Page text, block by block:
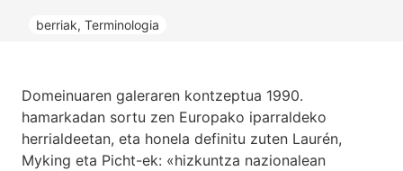
berriak, Terminologia
Domeinuaren galeraren kontzeptua 1990.
hamarkadan sortu zen Europako iparraldeko
herrialdeetan, eta honela definitu zuten Laurén,
Myking eta Picht-ek: «hizkuntza nazionalean